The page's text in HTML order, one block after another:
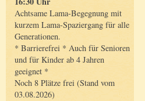
Achtsame Lama-Begegnung mit
kurzem Lama-Spaziergang für alle
Generationen.
* Barrierefrei * Auch für Senioren
und für Kinder ab 4 Jahren
geeignet *
Noch 8 Plätze frei (Stand vom
03.08.2026)